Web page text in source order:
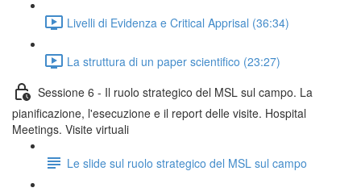
Livelli di Evidenza e Critical Apprisal (36:34)
La struttura di un paper scientifico (23:27)
Sessione 6 - Il ruolo strategico del MSL sul campo. La
pianificazione, l'esecuzione e il report delle visite. Hospital
Meetings. Visite virtuali
Le slide sul ruolo strategico del MSL sul campo